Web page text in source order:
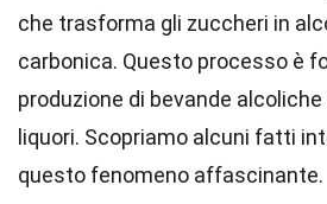
che trasforma gli zuccheri in
carbonica. Questo processo è
produzione di bevande
liquori. Scopriamo alcuni fatti
questo fenomeno affascinante.